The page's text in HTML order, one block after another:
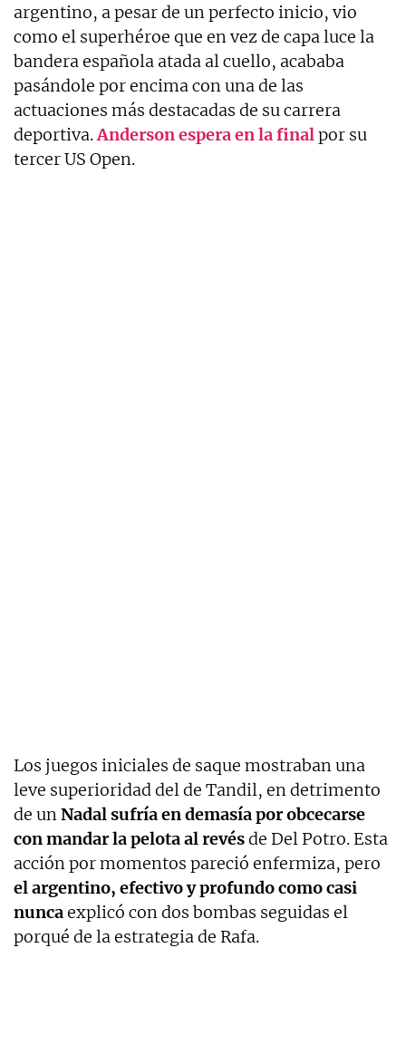
argentino, a pesar de un perfecto inicio, vio
como el superhéroe que en vez de capa luce la
bandera española atada al cuello, acababa
pasándole por encima con una de las
actuaciones más destacadas de su carrera
deportiva.Anderson espera en la finalpor su
tercer US Open.
Los juegos iniciales de saque mostraban una
leve superioridad del de Tandil, en detrimento
de unNadal sufría en demasía por obcecarse
con mandar la pelota al revésde Del Potro. Esta
acción por momentos pareció enfermiza, pero
el argentino, efectivo y profundo como casi
nuncaexplicó con dos bombas seguidas el
porqué de la estrategia de Rafa.